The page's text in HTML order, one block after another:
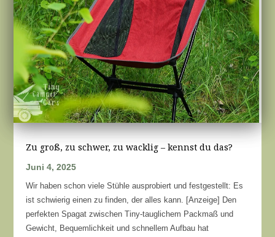
Zu groß, zu schwer, zu wacklig – kennst du das?
Juni 4, 2025
Wir haben schon viele Stühle ausprobiert und festgestellt: Es
ist schwierig einen zu finden, der alles kann. [Anzeige] Den
perfekten Spagat zwischen Tiny-tauglichem Packmaß und
Gewicht, Bequemlichkeit und schnellem Aufbau hat